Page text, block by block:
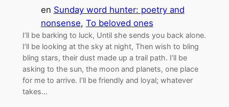
en Sunday word hunter: poetry and
nonsense, To beloved ones
I’ll be barking to luck, Until she sends you back alone.
I’ll be looking at the sky at night, Then wish to bling
bling stars, their dust made up a trail path. I’ll be
asking to the sun, the moon and planets, one place
for me to arrive. I’ll be friendly and loyal; whatever
takes…